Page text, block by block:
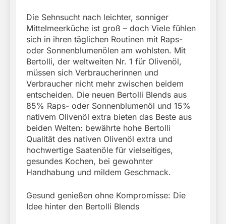
Die Sehnsucht nach leichter, sonniger
Mittelmeerküche ist groß – doch Viele fühlen
sich in ihren täglichen Routinen mit Raps-
oder Sonnenblumenölen am wohlsten. Mit
Bertolli, der weltweiten Nr. 1 für Olivenöl,
müssen sich Verbraucherinnen und
Verbraucher nicht mehr zwischen beidem
entscheiden. Die neuen Bertolli Blends aus
85% Raps- oder Sonnenblumenöl und 15%
nativem Olivenöl extra bieten das Beste aus
beiden Welten: bewährte hohe Bertolli
Qualität des nativen Olivenöl extra und
hochwertige Saatenöle für vielseitiges,
gesundes Kochen, bei gewohnter
Handhabung und mildem Geschmack.
Gesund genießen ohne Kompromisse: Die
Idee hinter den Bertolli Blends